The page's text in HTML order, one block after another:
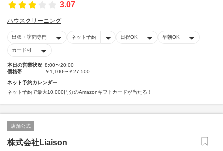
3.07
ハウスクリーニング
出張・訪問専門 ネット予約 日祝OK 早朝OK
カード可
本日の営業状況 8:00〜20:00
価格帯
￥1,100〜￥27,500
ネット予約カレンダー
ネット予約で最大10,000円分のAmazonギフトカードが当たる！
店舗公式
株式会社Liaison